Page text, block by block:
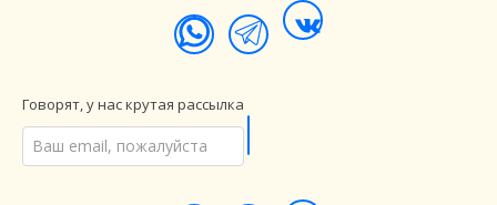
Говорят, у нас крутая рассылка